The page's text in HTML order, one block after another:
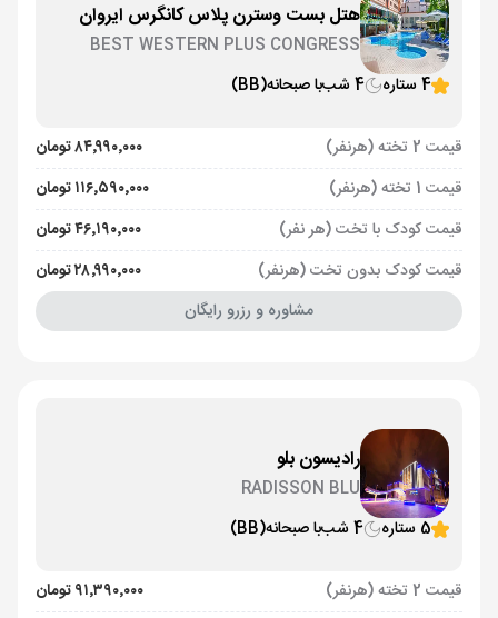
هتل بست وسترن پلاس کانگرس ایروان
BEST WESTERN PLUS CONGRESS
4 ستاره
4 شب با صبحانه(BB)
قیمت 2 تخته (هرنفر)
۸۴٬۹۹۰٬۰۰۰ تومان
قیمت 1 تخته (هرنفر)
۱۱۶٬۵۹۰٬۰۰۰ تومان
قیمت کودک با تخت (هر نفر)
۴۶٬۱۹۰٬۰۰۰ تومان
قیمت کودک بدون تخت (هرنفر)
۲۸٬۹۹۰٬۰۰۰ تومان
مشاوره و رزرو رایگان
رادیسون بلو
RADISSON BLU
5 ستاره
4 شب با صبحانه(BB)
قیمت 2 تخته (هرنفر)
۹۱٬۳۹۰٬۰۰۰ تومان